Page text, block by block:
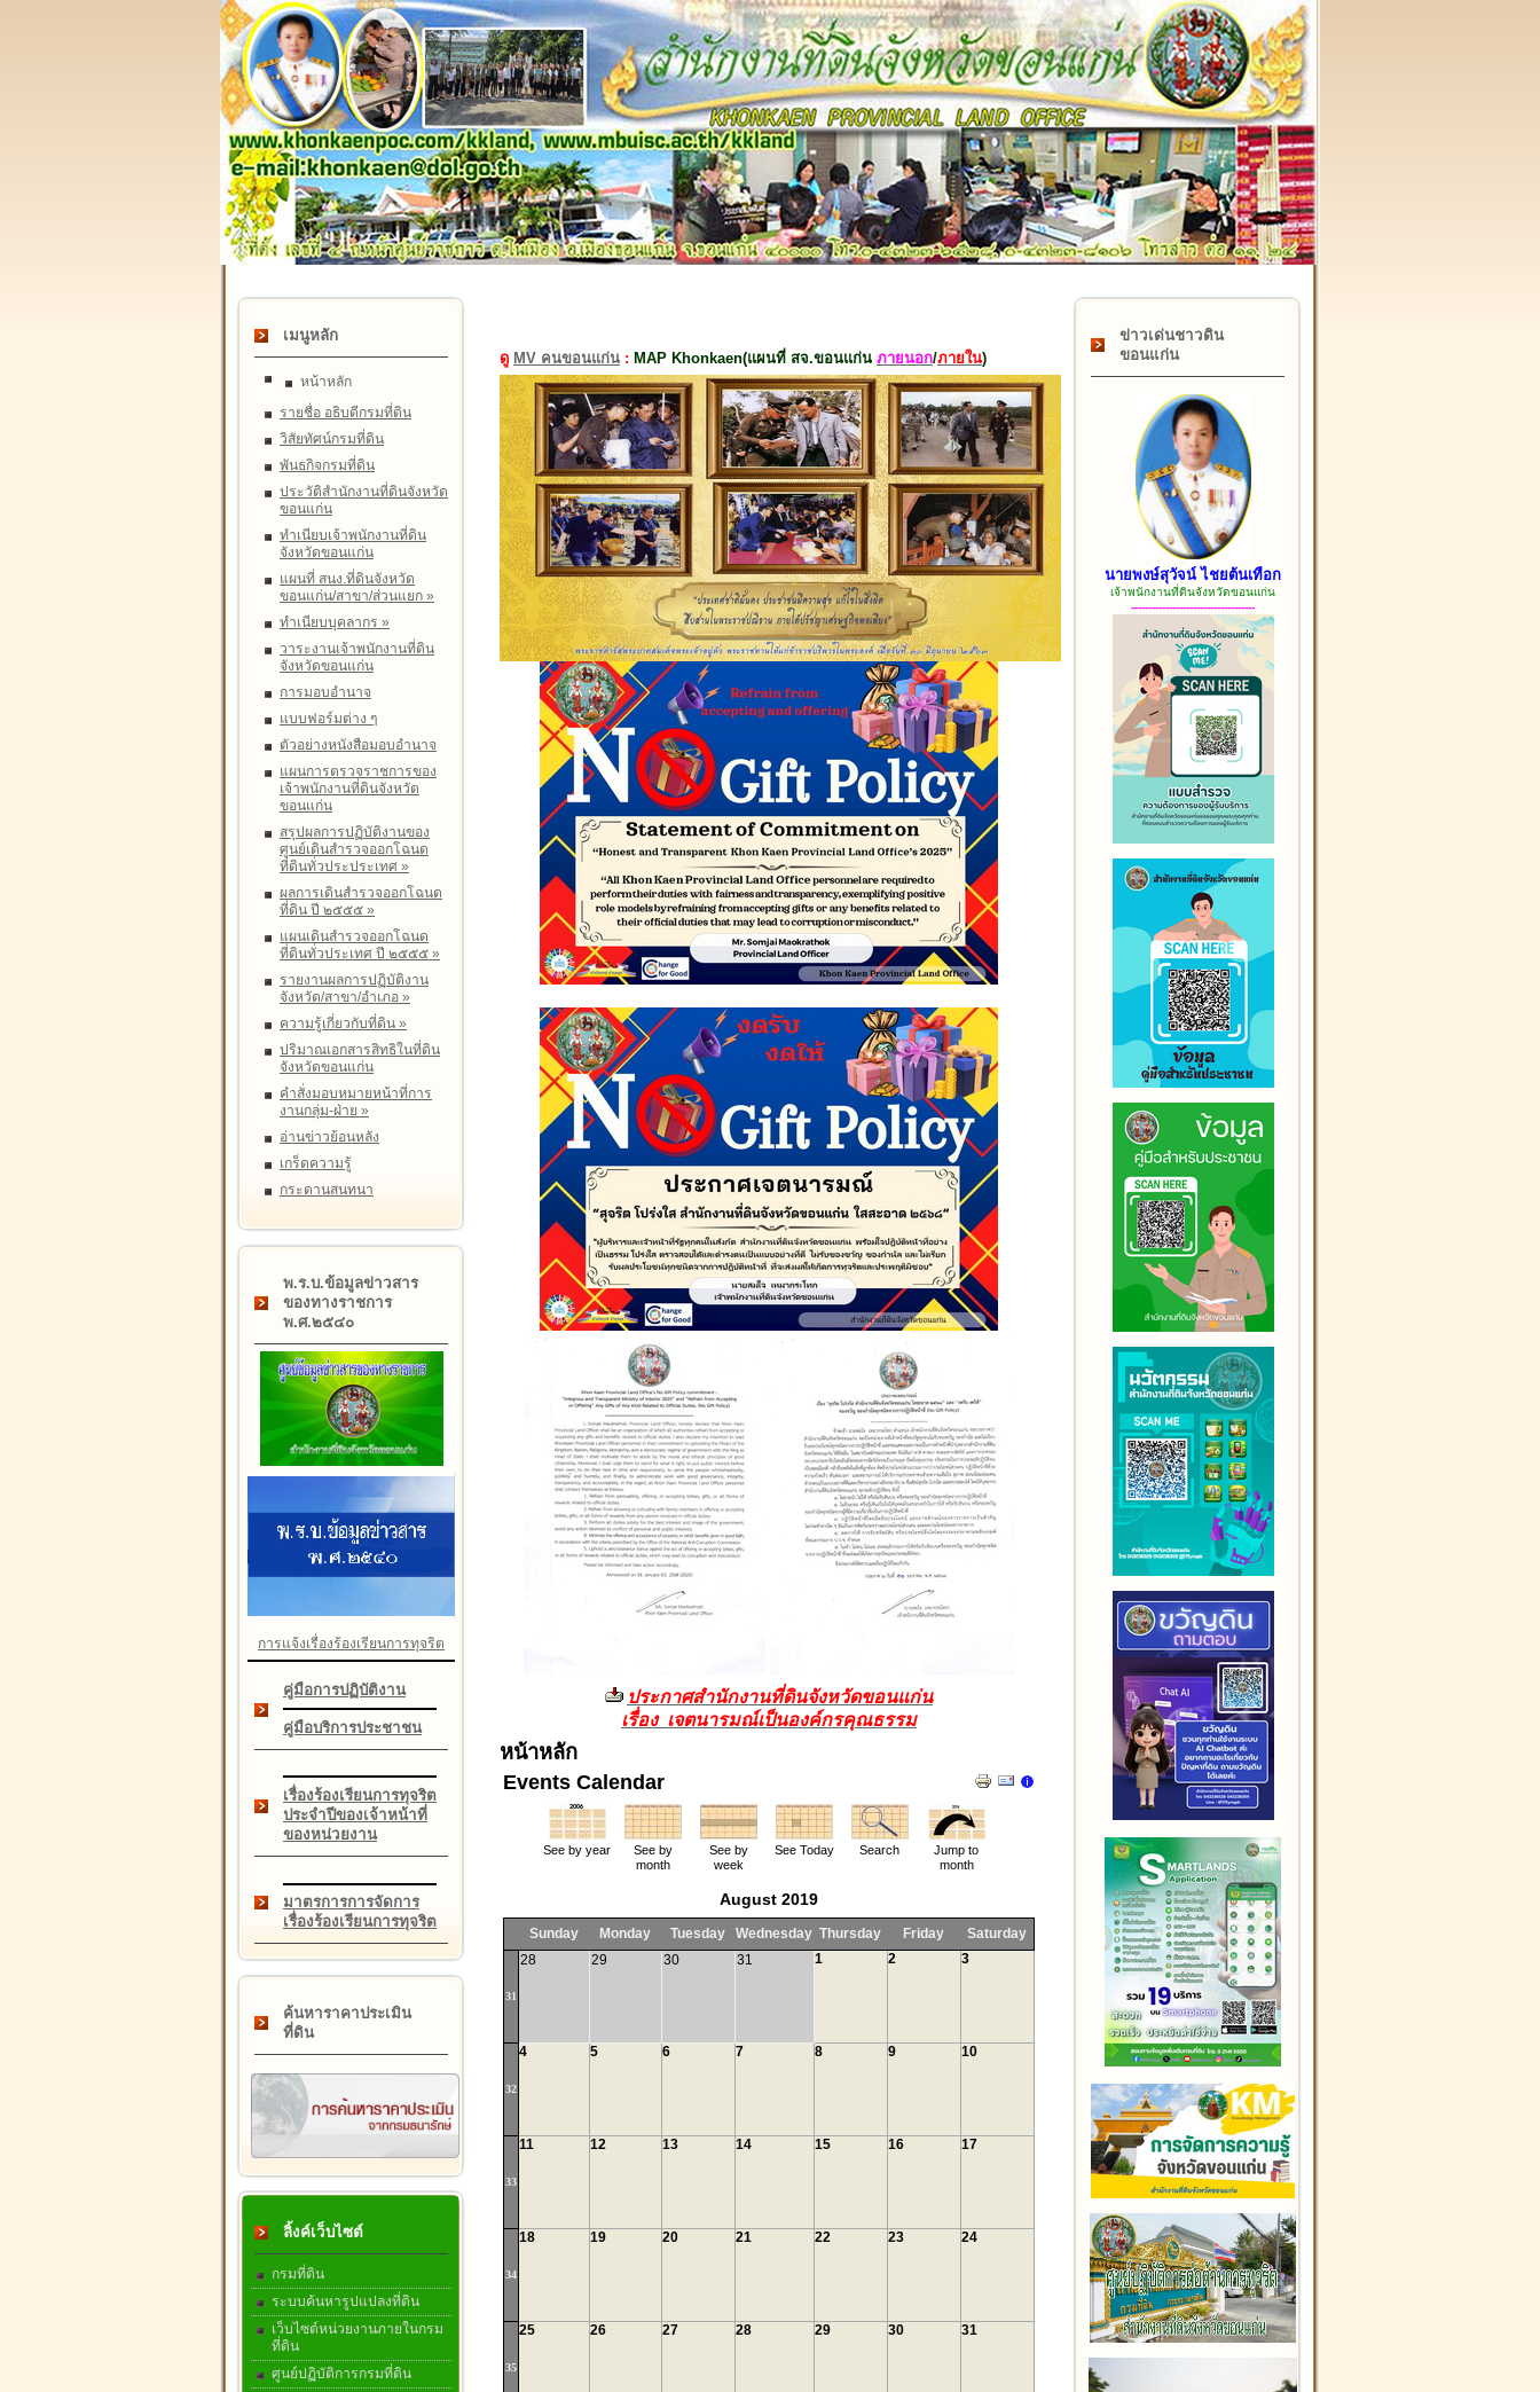
เมนูหลัก
หน้าหลัก
รายชื่อ อธิบดีกรมที่ดิน
วิสัยทัศน์กรมที่ดิน
พันธกิจกรมที่ดิน
ประวัติสำนักงานที่ดินจังหวัด
ขอนแก่น
ทำเนียบเจ้าพนักงานที่ดิน
จังหวัดขอนแก่น
แผนที่ สนง.ที่ดินจังหวัด
ขอนแก่น/สาขา/ส่วนแยก »
ทำเนียบบุคลากร »
วาระงานเจ้าพนักงานที่ดิน
จังหวัดขอนแก่น
การมอบอำนาจ
แบบฟอร์มต่าง ๆ
ตัวอย่างหนังสือมอบอำนาจ
แผนการตรวจราชการของ
เจ้าพนักงานที่ดินจังหวัด
ขอนแก่น
สรุปผลการปฏิบัติงานของ
ศูนย์เดินสำรวจออกโฉนด
ที่ดินทั่วประประเทศ »
ผลการเดินสำรวจออกโฉนด
ที่ดิน ปี ๒๕๕๕ »
แผนเดินสำรวจออกโฉนด
ที่ดินทั่วประเทศ ปี ๒๕๕๕ »
รายงานผลการปฏิบัติงาน
จังหวัด/สาขา/อำเภอ »
ความรู้เกี่ยวกับที่ดิน »
ปริมาณเอกสารสิทธิในที่ดิน
จังหวัดขอนแก่น
คำสั่งมอบหมายหน้าที่การ
งานกลุ่ม-ฝ่าย »
อ่านข่าวย้อนหลัง
เกร็ดความรู้
กระดานสนทนา
พ.ร.บ.ข้อมูลข่าวสาร
ของทางราชการ
พ.ศ.๒๕๔๐
การแจ้งเรื่องร้องเรียนการทุจริต
คู่มือการปฏิบัติงาน
คู่มือบริการประชาชน
เรื่องร้องเรียนการทุจริต
ประจำปีของเจ้าหน้าที่
ของหน่วยงาน
มาตรการการจัดการ
เรื่องร้องเรียนการทุจริต
ค้นหาราคาประเมิน
ที่ดิน
ลิ้งค์เว็บไซต์
กรมที่ดิน
ระบบค้นหารูปแปลงที่ดิน
เว็บไซต์หน่วยงานภายในกรม
ที่ดิน
ศูนย์ปฏิบัติการกรมที่ดิน
๑๗ กุมภาพันธ์ "วันคล้ายวันสถาปนากรมที่ดิน" ครบรอบ ๑๒๒
ดู MV คนขอนแก่น : MAP Khonkaen(แผนที่ สจ.ขอนแก่น ภายนอก/ภายใน)
ประกาศสำนักงานที่ดินจังหวัดขอนแก่น
เรื่อง เจตนารมณ์เป็นองค์กรคุณธรรม
หน้าหลัก
Events Calendar
See by year
See by
month
See by
week
See Today Search
Jump to
month
August 2019
Sunday Monday Tuesday Wednesday Thursday Friday Saturday
31
28 29 30 31 1 2 3
32
4 5 6 7 8 9 10
33
11 12 13 14 15 16 17
34
18 19 20 21 22 23 24
35
25 26 27 28 29 30 31
ข่าวเด่นชาวดิน
ขอนแก่น
นายพงษ์สุวัจน์ ไชยต้นเทือก
เจ้าพนักงานที่ดินจังหวัดขอนแก่น
------------------------------------